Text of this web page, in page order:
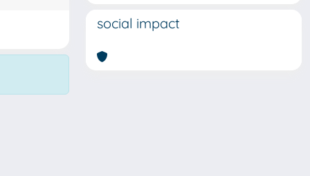
social impact